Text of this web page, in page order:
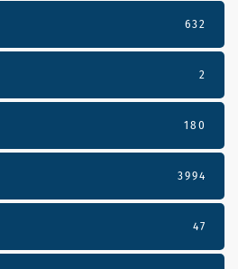
632
2
180
3994
47